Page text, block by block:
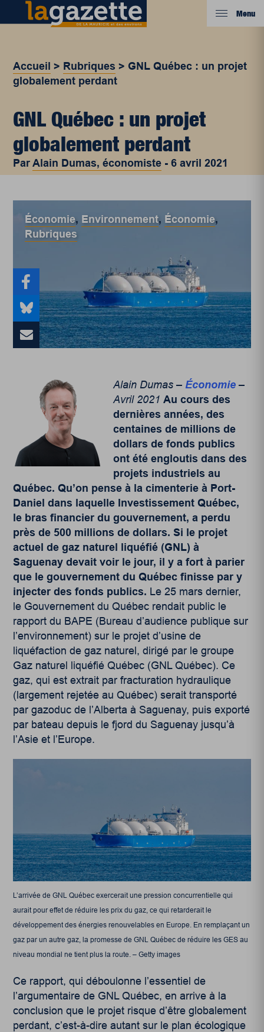
Menu
Accueil > Rubriques > GNL Québec : un projet
globalement perdant
GNL Québec : un projet
globalement perdant
ParAlain Dumas, économiste -6 avril 2021
Économie, Environnement, Économie,
Rubriques
Alain Dumas – Économie –
Avril 2021 Au cours des
dernières années, des
centaines de millions de
dollars de fonds publics
ont été engloutis dans des
projets industriels au
Québec. Qu’on pense à la cimenterie à Port-
Daniel dans laquelle Investissement Québec,
le bras financier du gouvernement, a perdu
près de 500 millions de dollars. Si le projet
actuel de gaz naturel liquéfié (GNL) à
Saguenay devait voir le jour, il y a fort à parier
que le gouvernement du Québec finisse par y
injecter des fonds publics. Le 25 mars dernier,
le Gouvernement du Québec rendait public le
rapport du BAPE (Bureau d’audience publique sur
l’environnement) sur le projet d’usine de
liquéfaction de gaz naturel, dirigé par le groupe
Gaz naturel liquéfié Québec (GNL Québec). Ce
gaz, qui est extrait par fracturation hydraulique
(largement rejetée au Québec) serait transporté
par gazoduc de l’Alberta à Saguenay, puis exporté
par bateau depuis le fjord du Saguenay jusqu’à
l’Asie et l’Europe.
L’arrivée de GNL Québec exercerait une pression concurrentielle qui
aurait pour effet de réduire les prix du gaz, ce qui retarderait le
développement des énergies renouvelables en Europe. En remplaçant un
gaz par un autre gaz, la promesse de GNL Québec de réduire les GES au
niveau mondial ne tient plus la route. – Getty images
Ce rapport, qui déboulonne l’essentiel de
l’argumentaire de GNL Québec, en arrive à la
conclusion que le projet risque d’être globalement
perdant, c’est-à-dire autant sur le plan écologique